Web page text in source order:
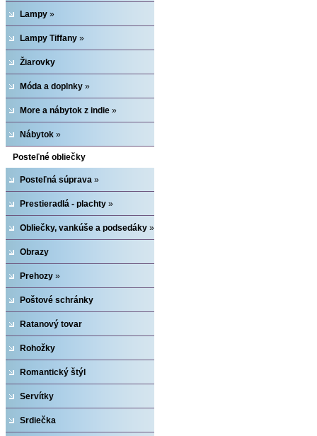
Lampy »
Lampy Tiffany »
Žiarovky
Móda a doplnky »
More a nábytok z indie »
Nábytok »
Posteľné obliečky
Posteľná súprava »
Prestieradlá - plachty »
Obliečky, vankúše a podsedáky »
Obrazy
Prehozy »
Poštové schránky
Ratanový tovar
Rohožky
Romantický štýl
Servítky
Srdiečka